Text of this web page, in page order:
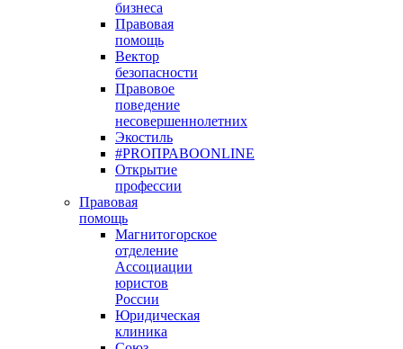
бизнеса
Правовая
помощь
Вектор
безопасности
Правовое
поведение
несовершеннолетних
Экостиль
#PROПРАВОONLINE
Открытие
профессии
Правовая
помощь
Магнитогорское
отделение
Ассоциации
юристов
России
Юридическая
клиника